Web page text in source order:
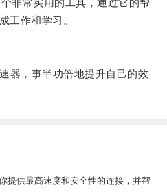
常实用的工具，通过它的帮
工作和学习。
，事半功倍地提升自己的效
提供最高速度和安全性的连接，并帮